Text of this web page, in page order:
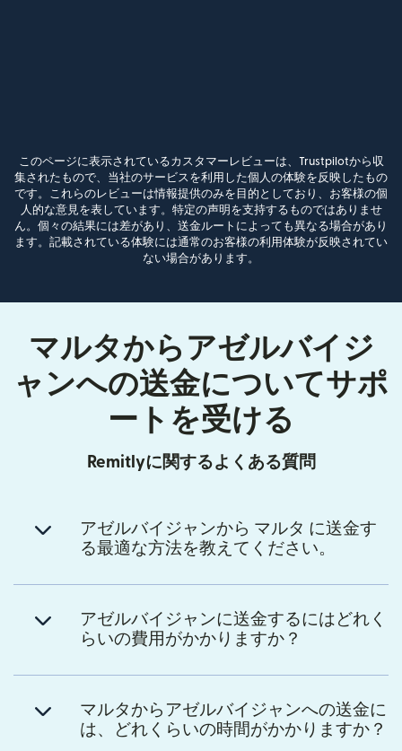
このページに表示されているカスタマーレビューは、Trustpilotから収
集されたもので、当社のサービスを利用した個人の体験を反映したもの
です。これらのレビューは情報提供のみを目的としており、お客様の個
人的な意見を表しています。特定の声明を支持するものではありませ
ん。個々の結果には差があり、送金ルートによっても異なる場合があり
ます。記載されている体験には通常のお客様の利用体験が反映されてい
ない場合があります。
マルタからアゼルバイジ
ャンへの送金についてサポ
ートを受ける
Remitlyに関するよくある質問
アゼルバイジャンから マルタ に送金す
る最適な方法を教えてください。
アゼルバイジャンに送金するにはどれく
らいの費用がかかりますか？
マルタからアゼルバイジャンへの送金に
は、どれくらいの時間がかかりますか？